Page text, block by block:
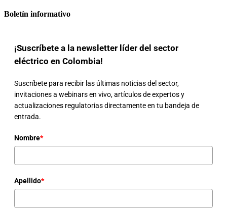
Boletín informativo
¡Suscríbete a la newsletter líder del sector
eléctrico en Colombia!
Suscríbete para recibir las últimas noticias del sector,
invitaciones a webinars en vivo, artículos de expertos y
actualizaciones regulatorias directamente en tu bandeja de
entrada.
Nombre*
Apellido*